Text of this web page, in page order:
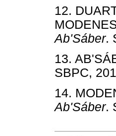
12.
Ab'Sáber.
13.
SBPC,
14.
Ab'Sáber.